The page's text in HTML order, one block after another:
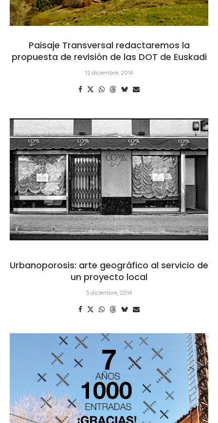
Paisaje Transversal redactaremos la
propuesta de revisión de las DOT de Euskadi
12 diciembre, 2014
Urbanoporosis: arte geográfico al servicio de
un proyecto local
5 diciembre, 2014